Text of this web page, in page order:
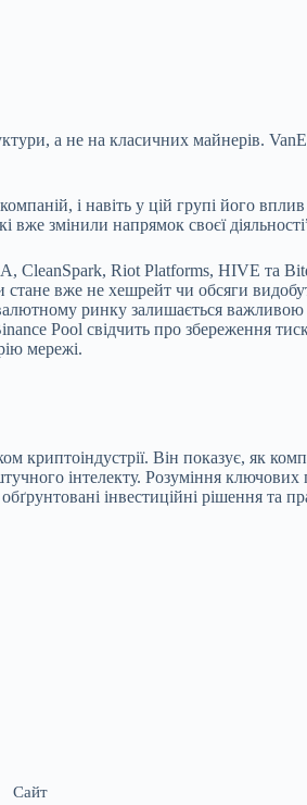
а не на класичних майнерів.
і навіть у цій групі його
вже змінили напрямок своєї
CleanSpark, Riot Platforms, HIVE та
вже не хешрейт чи обсяги
ринку залишається
Pool свідчить про збереження
мережі.
криптоіндустрії. Він показує, як
інтелекту. Розуміння
інвестиційні рішення та
Сайт